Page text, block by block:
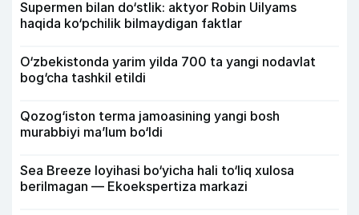
Supermen bilan do‘stlik: aktyor Robin Uilyams
haqida ko‘pchilik bilmaydigan faktlar
O‘zbekistonda yarim yilda 700 ta yangi nodavlat
bog‘cha tashkil etildi
Qozog‘iston terma jamoasining yangi bosh
murabbiyi ma’lum bo‘ldi
Sea Breeze loyihasi bo‘yicha hali to‘liq xulosa
berilmagan — Ekoekspertiza markazi